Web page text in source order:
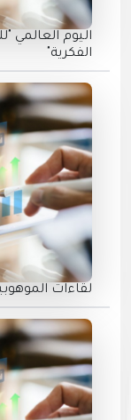
اليوم العالمي
الفكرية"
لقاءات